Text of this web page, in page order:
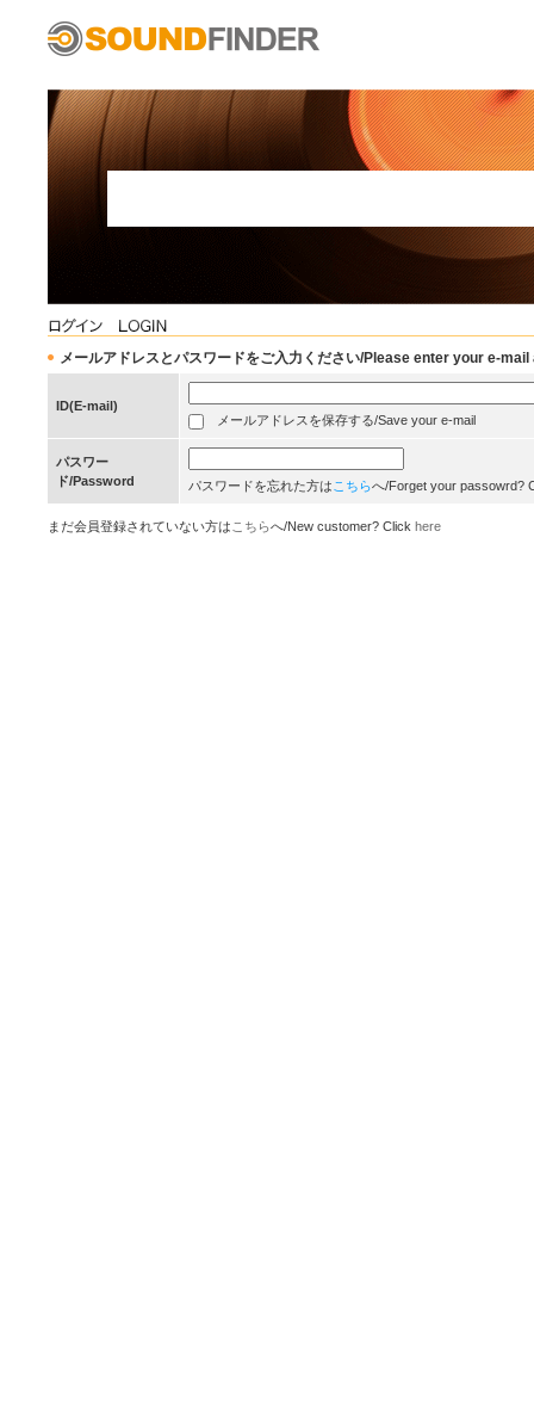
メールアドレスとパスワードをご入力ください/Please enter your e-
ID(E-mail)
メールアドレスを保存する/Save your e-mail
パスワー
ド/Password
パスワードを忘れた方は こちらへ/Forget your passowrd?
まだ会員登録されていない方は こちらへ/New customer? Click here